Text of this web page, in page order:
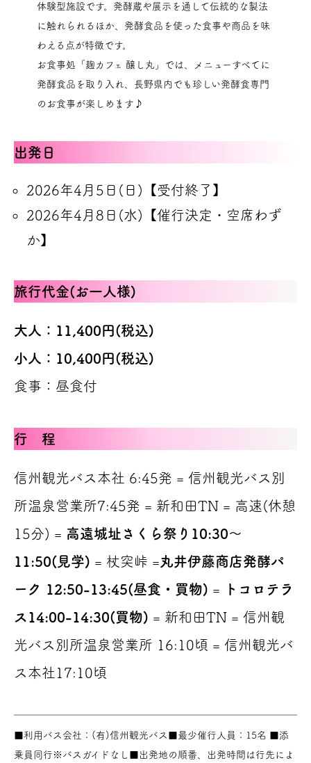
体験型施設です。発酵蔵や展示を通して伝統的な製法
に触れられるほか、発酵食品を使った食事や商品を味
わえる点が特徴です。
お食事処「麹カフェ 醸し丸」では、メニューすべてに
発酵食品を取り入れ、長野県内でも珍しい発酵食専門
のお食事が楽しめます♪
出発日
2026年4月5日(日)【受付終了】
2026年4月8日(水)【催行決定・空席わず
か】
旅行代金(お一人様)
大人：11,400円(税込)
小人 ：10,400円(税込)
食事：昼食付
行 程
信州観光バス本社 6:45発 = 信州観光バス別
所温泉営業所7:45発 = 新和田TN = 高速(休憩
15分) = 高遠城址さくら祭り10:30～
11:50(見学) = 杖突峠 =丸井伊藤商店発酵パ
ーク 12:50-13:45(昼食・買物) =
トコロテラ
ス14:00-14:30(買物) = 新和田TN = 信州観
光バス別所温泉営業所 16:10頃 = 信州観光バ
ス本社17:10頃
■利用バス会社：(有)信州観光バス■最少催行人員：15名 ■添
乗員同行※バスガイドなし■出発地の順番、出発時間は行先によ